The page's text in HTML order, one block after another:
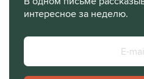
интересное за неделю.